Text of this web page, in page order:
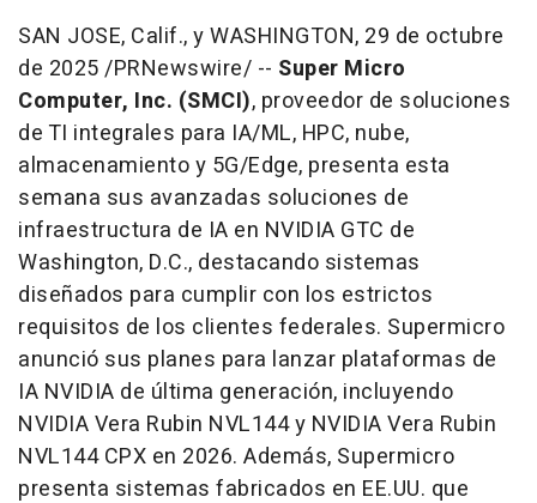
SAN JOSE, Calif., yWASHINGTON, 29 de octubre
de 2025/PRNewswire/ -- Super Micro
Computer, Inc. (SMCI), proveedor de soluciones
de TI integrales para IA/ML, HPC, nube,
almacenamiento y 5G/Edge, presenta esta
semana sus avanzadas soluciones de
infraestructura de IA en NVIDIA GTC de
Washington, D.C., destacando sistemas
diseñados para cumplir con los estrictos
requisitos de los clientes federales. Supermicro
anunció sus planes para lanzar plataformas de
IA NVIDIA de última generación, incluyendo
NVIDIA Vera Rubin NVL144 y NVIDIA Vera Rubin
NVL144 CPX en 2026. Además, Supermicro
presenta sistemas fabricados en EE.UU. que